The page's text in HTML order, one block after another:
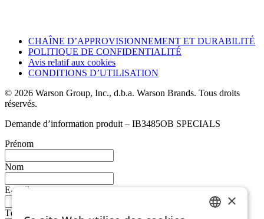
CHAÎNE D’APPROVISIONNEMENT ET DURABILITÉ
POLITIQUE DE CONFIDENTIALITÉ
Avis relatif aux cookies
CONDITIONS D’UTILISATION
© 2026 Warson Group, Inc., d.b.a. Warson Brands. Tous droits
réservés.
Demande d’information produit – IB3485OB SPECIALS
Prénom
Nom
E-mail
Téléphone
×